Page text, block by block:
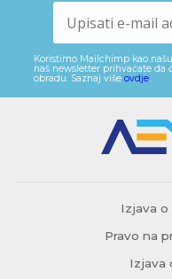
Koristimo Mailchimp kao
naš newsletter prihvaćate
obradu. Saznaj više ovdje.
Izjava
Pravo na
Izjava